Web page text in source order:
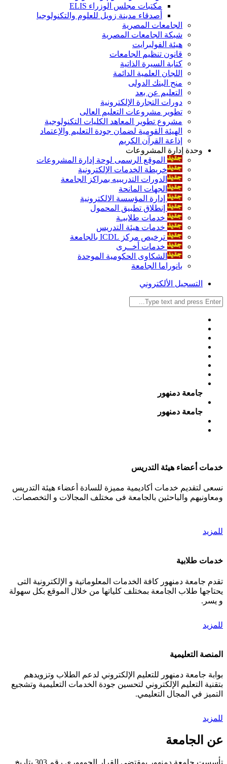
مكتبات مجلس الوزراء ELIS
أصدقاء مدينة زويل للعلوم والتكنولوجيا
الجامعات المصرية
شبكة الجامعات المصرية
هيئة الفولبرايت
قانون تنظيم الجامعات
كتابة السيرة الذاتية
اللجان العلمية الدائمة
منح البنك الدولى
التعليم عن بعد
دورات التجارة الإلكترونية
تطوير مشروعات التعليم العالى
مشروع تطوير المعاهد الكليات التكنولوجية
الهيئة القومية لضمان جودة التعليم والإعتماد
إذاعة القرآن الكريم
وحدة إدارة المشروعات
الموقع الرسمى لوحة إدارة المشروعات
خريطة الخدمات الإلكترونية
الدورات التدريبيه بمراكز الجامعة
الجهات المانحة
إدارة المؤسسة الالكترونية
إنطلاق تطبيق المحمول
خدمات طلابيـة
خدمات هيئة التدريس
ترخيص مركز ICDL بالجامعة
خدمات أخــرى
الشكاوى الحكومية الموحدة
بانوراما الجامعة
التسجيل الألكتروني
جامعة دمنهور
جامعة دمنهور
خدمات أعضاء هيئة التدريس
نسعى لتقديم خدمات أكاديمية مميزة للسادة أعضاء هيئة التدريس
ومعاونيهم والباحثين بالجامعة فى مختلف المجالات و التخصصات.
للمزيد
خدمات طلابية
تقدم جامعة دمنهور كافة الخدمات المعلوماتية و الإلكترونية التى
يحتاجها طلاب الجامعة بمختلف كلياتها من خلال الموقع بكل سهولة
و يسر.
للمزيد
المنصة التعليمية
بوابة جامعة دمنهور للتعليم الإلكتروني لدعم الطلاب وتزويدهم
بتقنية التعليم الإلكتروني لتحسين جودة الخدمات التعليمية وتشجيع
التميز في المجال التعليمي.
للمزيد
عن الجامعة
تأسست جامعة دمنهور بمقتضى القرار الجمهوري رقم 303 بتاريخ